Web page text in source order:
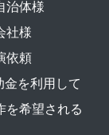
治体様
社様
依頼
金を利用して
を希望される